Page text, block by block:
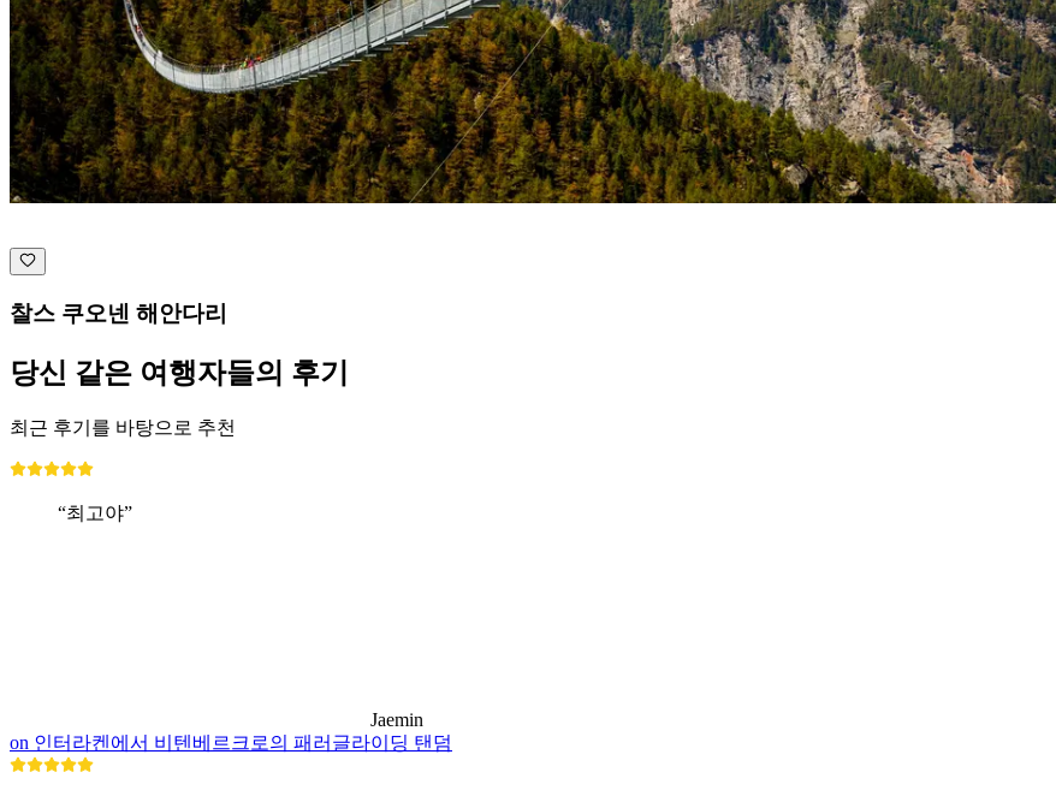
찰스 쿠오넨 해안다리
당신 같은 여행자들의 후기
최근 후기를 바탕으로 추천
“최고야”
Jaemin
on 인터라켄에서 비텐베르크로의 패러글라이딩 탠덤